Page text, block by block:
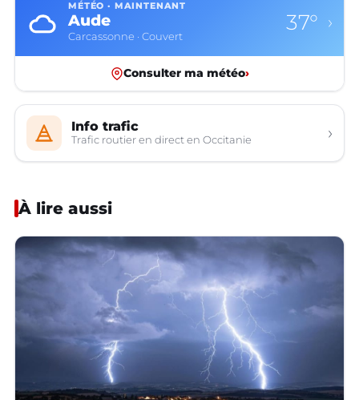
MÉTÉO · MAINTENANT
Aude
Carcassonne · Couvert
37° ›
Consulter ma météo›
Info trafic
Trafic routier en direct en Occitanie ›
À lire aussi